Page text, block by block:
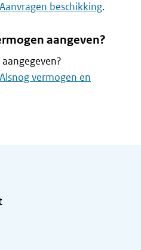
Aanvragen beschikking.
aangeven?
Alsnog vermogen en